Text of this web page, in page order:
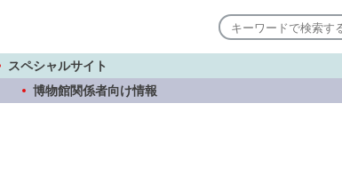
スペシャルサイト
博物館関係者向け情報